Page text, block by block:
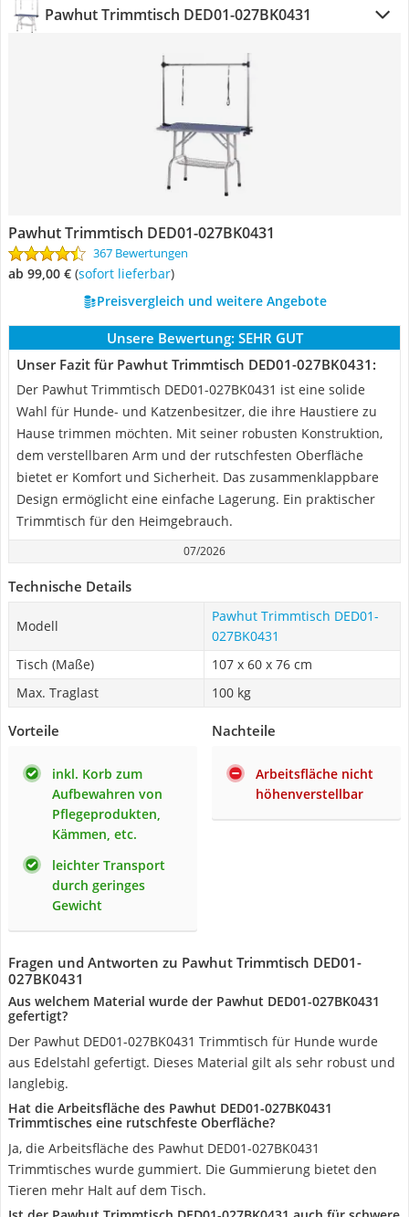
Pawhut Trimmtisch DED01-027BK0431
Pawhut Trimmtisch DED01-027BK0431
367 Bewertungen
ab 99,00 € ( Sofort lieferbar)
Preisvergleich und weitere Angebote
Unsere Bewertung: SEHR GUT
Unser Fazit für Pawhut Trimmtisch DED01-027BK0431:
Der Pawhut Trimmtisch DED01-027BK0431 ist eine solide
Wahl für Hunde- und Katzenbesitzer, die ihre Haustiere zu
Hause trimmen möchten. Mit seiner robusten Konstruktion,
dem verstellbaren Arm und der rutschfesten Oberfläche
bietet er Komfort und Sicherheit. Das zusammenklappbare
Design ermöglicht eine einfache Lagerung. Ein praktischer
Trimmtisch für den Heimgebrauch.
07/2026
Technische Details
Modell
Pawhut Trimmtisch DED01-
027BK0431
Tisch (Maße)
107 x 60 x 76 cm
Max. Traglast
100 kg
Vorteile
inkl. Korb zum
Aufbewahren von
Pflegeprodukten,
Kämmen, etc.
leichter Transport
durch geringes
Gewicht
Nachteile
Arbeitsfläche nicht
höhenverstellbar
Fragen und Antworten zu Pawhut Trimmtisch DED01-
027BK0431
Aus welchem Material wurde der Pawhut DED01-027BK0431
gefertigt?
Der Pawhut DED01-027BK0431 Trimmtisch für Hunde wurde
aus Edelstahl gefertigt. Dieses Material gilt als sehr robust und
langlebig.
Hat die Arbeitsfläche des Pawhut DED01-027BK0431
Trimmtisches eine rutschfeste Oberfläche?
Ja, die Arbeitsfläche des Pawhut DED01-027BK0431
Trimmtisches wurde gummiert. Die Gummierung bietet den
Tieren mehr Halt auf dem Tisch.